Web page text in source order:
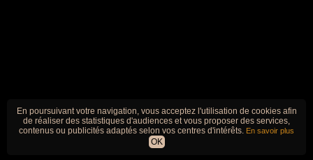
En poursuivant votre navigation, vous acceptez l'utilisation de cookies afin
de réaliser des statistiques d'audiences et vous proposer des services,
contenus ou publicités adaptés selon vos centres d'intérêts. En savoir plus
OK